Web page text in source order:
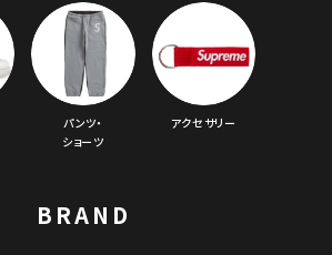
パンツ・
ショーツ
アクセサリー
BRAND